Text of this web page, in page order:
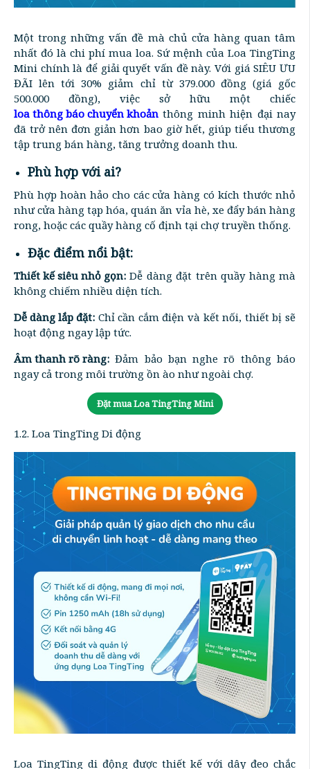
Một trong những vấn đề mà chủ cửa hàng quan tâm
nhất đó là chi phí mua loa. Sứ mệnh của Loa TingTing
Mini chính là để giải quyết vấn đề này. Với giá SIÊU ƯU
ĐÃI lên tới 30% giảm chỉ từ 379.000 đồng (giá gốc
500.000 đồng), việc sở hữu một chiếc
loa thông báo chuyển khoản thông minh hiện đại nay
đã trở nên đơn giản hơn bao giờ hết, giúp tiểu thương
tập trung bán hàng, tăng trưởng doanh thu.
Phù hợp với ai?
Phù hợp hoàn hảo cho các cửa hàng có kích thước nhỏ
như cửa hàng tạp hóa, quán ăn vỉa hè, xe đẩy bán hàng
rong, hoặc các quầy hàng cố định tại chợ truyền thống.
Đặc điểm nổi bật:
Thiết kế siêu nhỏ gọn: Dễ dàng đặt trên quầy hàng mà
không chiếm nhiều diện tích.
Dễ dàng lắp đặt: Chỉ cần cắm điện và kết nối, thiết bị sẽ
hoạt động ngay lập tức.
Âm thanh rõ ràng: Đảm bảo bạn nghe rõ thông báo
ngay cả trong môi trường ồn ào như ngoài chợ.
Đặt mua Loa TingTing Mini
1.2. Loa TingTing Di động
Loa TingTing di động được thiết kế với dây đeo chắc